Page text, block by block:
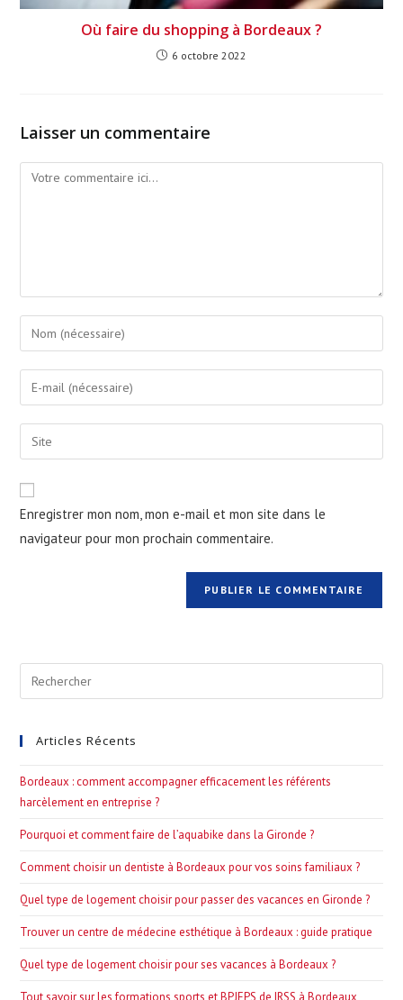
Où faire du shopping à Bordeaux ?
6 octobre 2022
Laisser un commentaire
Comment
Enter
your
name
comment
Enter
your
email
address
Saisir
l’URL
votre
site
(facultatif)
Enregistrer mon nom, mon e-mail et mon site dans le
navigateur pour mon prochain commentaire.
Articles Récents
Bordeaux : comment accompagner efficacement les référents
harcèlement en entreprise ?
Pourquoi et comment faire de l’aquabike dans la Gironde ?
Comment choisir un dentiste à Bordeaux pour vos soins familiaux ?
Quel type de logement choisir pour passer des vacances en Gironde ?
Trouver un centre de médecine esthétique à Bordeaux : guide pratique
Quel type de logement choisir pour ses vacances à Bordeaux ?